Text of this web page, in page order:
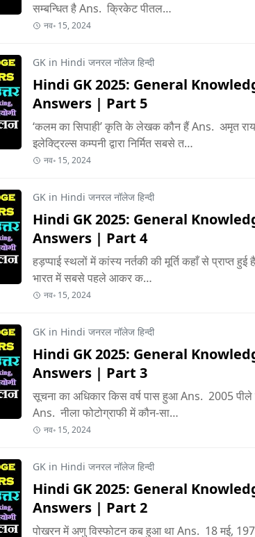
सम्बन्धित है Ans. क्रिकेट पीतल…
नव॰ 15, 2024
GK in Hindi जनरल नॉलेज हिन्दी
Hindi GK 2025: General
Answers | Part 5
‘कलम का सिपाही’ कृति के लेखक कौन हैं Ans. अमृत
इलेक्ट्रिल्स कम्पनी द्वारा निर्मित सबसे त…
नव॰ 15, 2024
GK in Hindi जनरल नॉलेज हिन्दी
Hindi GK 2025: General
Answers | Part 4
हड़प्पाई स्थलों में कांस्य नर्तकी की मूर्ति कहाँ से प्राप्त
भारत में सबसे पहले आकर क…
नव॰ 15, 2024
GK in Hindi जनरल नॉलेज हिन्दी
Hindi GK 2025: General
Answers | Part 3
सूचना का अधिकार किस वर्ष पास हुआ Ans. 2005
Ans. नीला फोटोग्राफी में कौन-सा…
नव॰ 15, 2024
GK in Hindi जनरल नॉलेज हिन्दी
Hindi GK 2025: General
Answers | Part 2
पोखरन में अणु विस्फोटन कब हुआ था Ans. 18 मई,